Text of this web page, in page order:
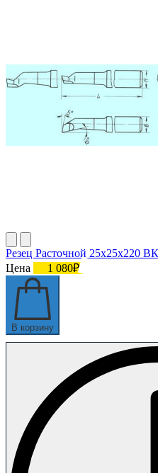
Резец Расточной 25х25х220
Цена
1 080₽
В корзину